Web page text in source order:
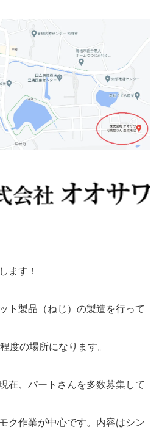
ます！
ト製品（ねじ）の製造を行って
度の場所になります。
在、パートさんを多数募集して
ク作業が中心です。内容はシン